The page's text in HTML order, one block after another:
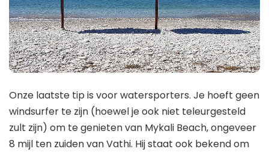
Onze laatste tip is voor watersporters. Je hoeft geen
windsurfer te zijn (hoewel je ook niet teleurgesteld
zult zijn) om te genieten van Mykali Beach, ongeveer
8 mijl ten zuiden van Vathi. Hij staat ook bekend om